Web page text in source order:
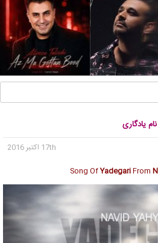
یادگاری
17th اکتبر 2016
Song OfYadegariFrom